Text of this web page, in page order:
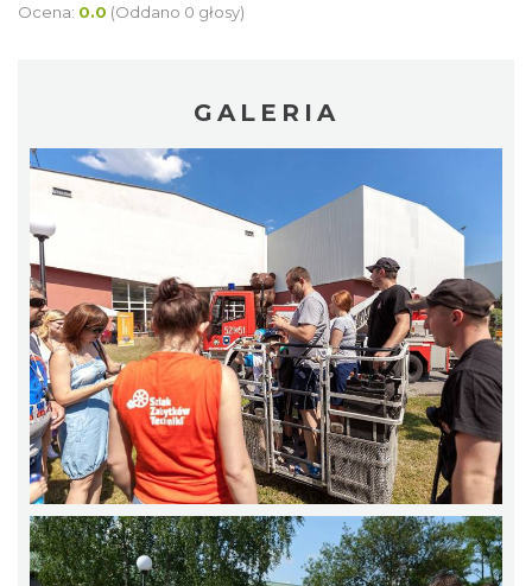
Ocena: 0.0 (Oddano 0 głosy)
GALERIA